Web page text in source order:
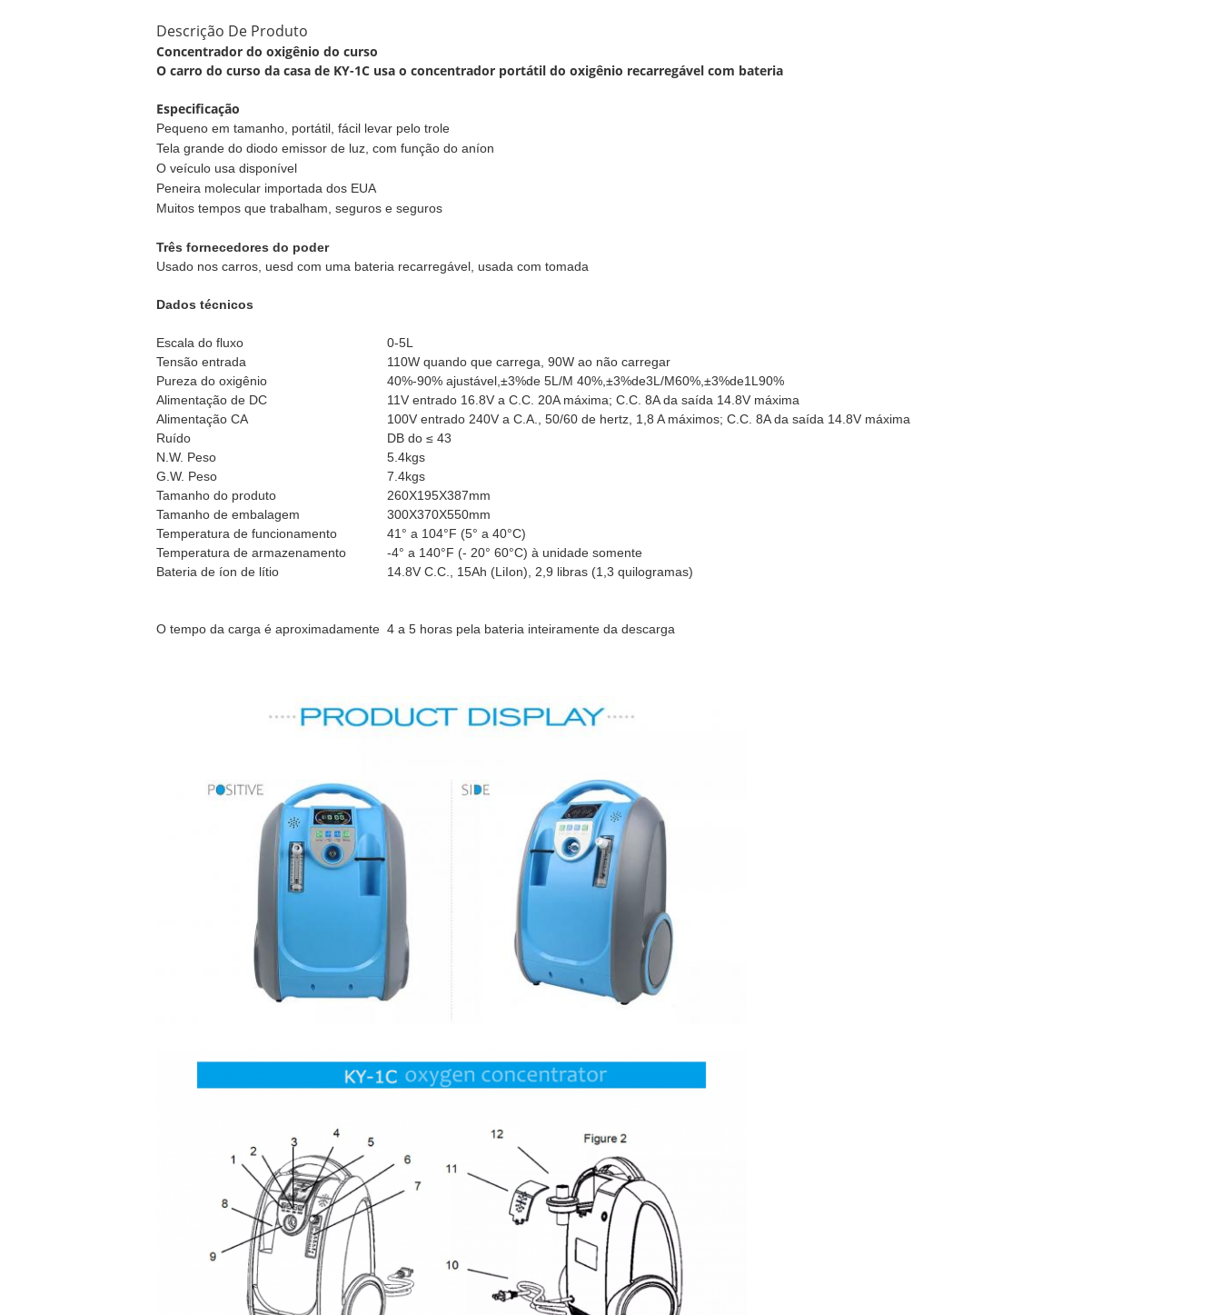
Descrição De Produto
Concentrador do oxigênio do curso
O carro do curso da casa de KY-1C usa o concentrador portátil do oxigênio recarregável com bateria
Especificação
Pequeno em tamanho, portátil, fácil levar pelo trole
Tela grande do diodo emissor de luz, com função do aníon
O veículo usa disponível
Peneira molecular importada dos EUA
Muitos tempos que trabalham, seguros e seguros
Três fornecedores do poder
Usado nos carros, uesd com uma bateria recarregável, usada com tomada
Dados técnicos
Escala do fluxo
0-5L
Tensão entrada
110W quando que carrega, 90W ao não carregar
Pureza do oxigênio
40%-90% ajustável, ±3%de 5L/M 40%, ±3%de3L/M60%, ±3%de1L90%
Alimentação de DC
11V entrado 16.8V a C.C. 20A máxima; C.C. 8A da saída 14.8V máxima
Alimentação CA
100V entrado 240V a C.A., 50/60 de hertz, 1,8 A máximos; C.C. 8A da saída 14.8V máxima
Ruído
DB do ≤ 43
N.W. Peso
5.4kgs
G.W. Peso
7.4kgs
Tamanho do produto
260X195X387mm
Tamanho de embalagem
300X370X550mm
Temperatura de funcionamento
41° a 104°F (5° a 40°C)
Temperatura de armazenamento
-4° a 140°F (- 20° 60°C) à unidade somente
Bateria de íon de lítio
14.8V C.C., 15Ah (LiIon), 2,9 libras (1,3 quilogramas)
O tempo da carga é aproximadamente 4 a 5 horas pela bateria inteiramente da descarga